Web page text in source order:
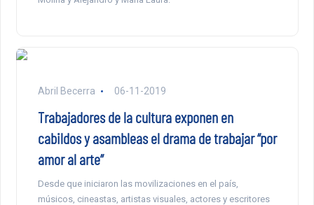
Abril Becerra 06-11-2019
Trabajadores de la cultura exponen en
cabildos y asambleas el drama de trabajar “por
amor al arte”
Desde que iniciaron las movilizaciones en el país,
músicos, cineastas, artistas visuales, actores y escritores